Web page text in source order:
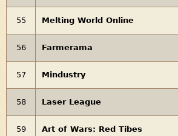
55 Melting World Online
56 Farmerama
57 Mindustry
58 Laser League
59 Art of Wars: Red Tibes